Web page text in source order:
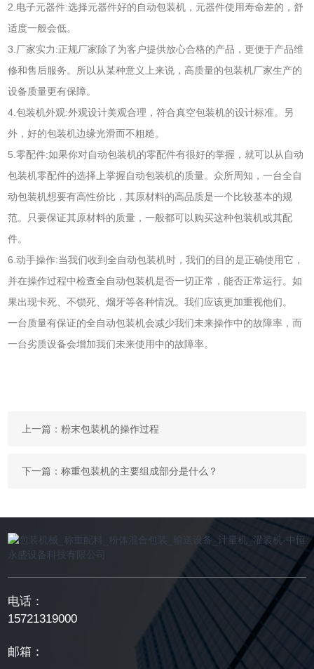
2.电子元器件:选择元器件好的自动包装机，元器件使用寿命差的，舒
适度一般会低。
3.厂家实力:正规厂家除了为客户提供放心合格的产品，更便于产品维
修和售后服务。所以从某种意义上来说，高质量的包装机厂家生产的
设备质量更有保障。
4.包装机外观:外观设计美观合理，符合真空包装机的设计标准。另
外，好的包装机边缘光滑而不粗糙。
5.零配件:如果你对自动包装机的零配件有很好的掌握，就可以从自动
包装机零配件的选择上掌握自动包装机的质量。众所周知，一台全自
动包装机想要有高性价比，其原材料的高品质是一个比较基本的规
范。只要保证其原材料的质量，一般都可以购买这种包装机或其配
件。
6.动手操作:当我们收到全自动包装机时，我们的目的是正确使用它，
并在操作过程中检查全自动包装机是否一切正常，能否正常运行。如
果出现卡死、不锁死、熘牙等各种情况。我们应该更加重视他们。
一台质量有保证的全自动包装机会减少我们未来操作中的故障率，而
一台劣质设备会增加我们未来使用中的故障率。
上一篇：粉末包装机的操作过程
下一篇：称重包装机的主要组成部分是什么？
电话：
15721319000
邮箱：